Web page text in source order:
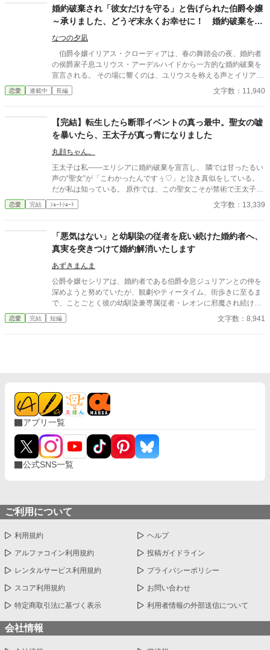
択こそが、彼らにとって最も残酷な“ざまぁ”の始まりだった。
婚約破棄され「彼女だけを守る」と告げられた伯爵令嬢
～承りました、どうぞ末永くお幸せに！ 婚約破棄を止
める？ いえ、お断りいたします！
なつの夕凪
伯爵令嬢イリアス・クローディアは、春の舞踏会の夜、婚約者
の侯爵家子息ユリウス・アーデルハイドから一方的な婚約破棄を
宣言される。 その場に響くのは、ユリウスを称える声とイリアス
を非難する怒号──陰で囁かれる嘘があった。 だが、イリアスは
微笑を崩さず、静かに空気を支配し、したたかな反撃を開始す
転させ、制度の外で生きるための物語。 「爵位契約の破棄とし
て、しかと受けとめました」──その一言が、今を、すべてを変え
る。 ♧完結までお付き合いいただければ幸いです。
恋愛 連載中 長編 文字数：11,940
【完結】転生したら断罪イベントの真っ最中。聖女の嘘
を暴いたら、王太子が真っ青になりました
丸顔ちゃん。
王太子は私――エリシアに婚約破棄を宣言し、 隣では甘ったるい
声の“聖女”が「こわかったんですぅ♡」と泣き真似をしている。
だが私は知っている。 原作では、この聖女こそが禁術で王太子の
魔力を吸い取り、 私に冤罪を着せて処刑へ追い込んだ張本人だ。
優しい家族を守るためにも、同じ結末は絶対に許さない。 私は転
き、 王太子の依存と愚かさを白日の下に晒す。 「婚約は……こち
らから願い下げです」 土下座する王太子も、泣き叫ぶ聖女も、も
う関係ない。 私は新しい未来を選ぶ。
恋愛 完結 ｼｮｰﾄｼｮｰﾄ 文字数：13,339
「悪気はない」と幼馴染の従者を庇い続けた婚約者へ、
真実を突きつけて婚約解消いたします
あずきまんま
公爵令嬢セシリアは、婚約者である伯爵令息ジュリアンとの仲を
深めようと努めていたが、観劇やティータイム、街歩きに至るま
で、ことごとく彼の幼馴染兼専属従者・レオンに邪魔され続けて
いた。セシリアやその父である公爵が度重なる非礼を注意・抗議
しても、ジュリアンは「悪気はないんだ」「寛容になりなさい」
恋愛 完結 短編 文字数：8,941
アプリ一覧
公式SNS一覧
ご利用について
利用規約 ヘルプ
アルファコイン利用規約 投稿ガイドライン
レンタルサービス利用規約 プライバシーポリシー
スコア利用規約 お問い合わせ
特定商取引法に基づく表示 利用者情報の外部送信について
会社情報